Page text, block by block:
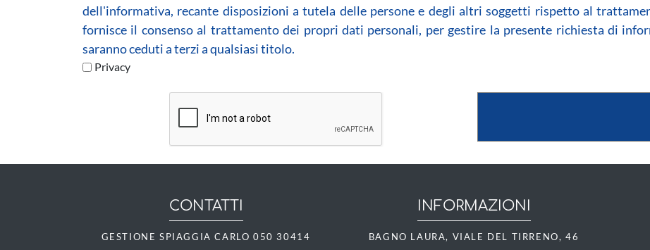
dell'informativa, recante disposizioni a tutela delle persone e degli altri soggetti rispetto al
fornisce il consenso al trattamento dei propri dati personali, per gestire la presente richiesta di
saranno ceduti a terzi a qualsiasi titolo.
Privacy
CONTATTI
GESTIONE SPIAGGIA CARLO 050 30414
INFORMAZIONI
BAGNO LAURA, VIALE DEL TIRRENO, 46